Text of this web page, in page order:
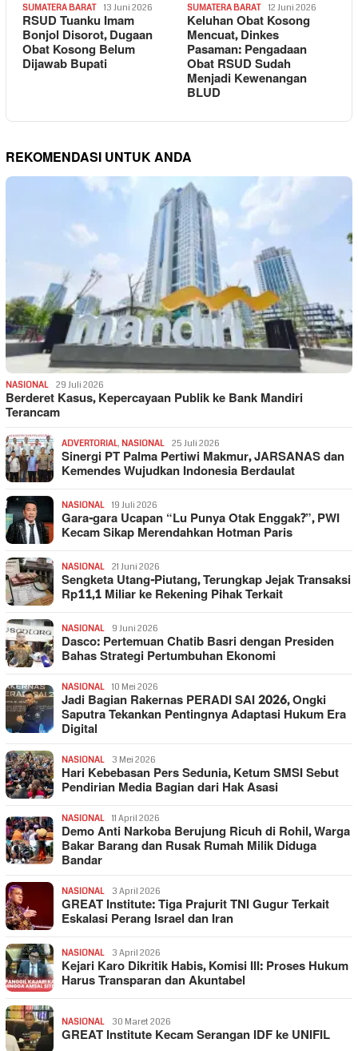
SUMATERA BARAT 13 Juni 2026
RSUD Tuanku Imam
Bonjol Disorot, Dugaan
Obat Kosong Belum
Dijawab Bupati
SUMATERA BARAT 12 Juni 2026
Keluhan Obat Kosong
Mencuat, Dinkes
Pasaman: Pengadaan
Obat RSUD Sudah
Menjadi Kewenangan
BLUD
REKOMENDASI UNTUK ANDA
NASIONAL 29 Juli 2026
Berderet Kasus, Kepercayaan Publik ke Bank Mandiri
Terancam
ADVERTORIAL, NASIONAL 25 Juli 2026
Sinergi PT Palma Pertiwi Makmur, JARSANAS dan
Kemendes Wujudkan Indonesia Berdaulat
NASIONAL 19 Juli 2026
Gara-gara Ucapan “Lu Punya Otak Enggak?”, PWI
Kecam Sikap Merendahkan Hotman Paris
NASIONAL 21 Juni 2026
Sengketa Utang-Piutang, Terungkap Jejak Transaksi
Rp11,1 Miliar ke Rekening Pihak Terkait
NASIONAL 9 Juni 2026
Dasco: Pertemuan Chatib Basri dengan Presiden
Bahas Strategi Pertumbuhan Ekonomi
NASIONAL 10 Mei 2026
Jadi Bagian Rakernas PERADI SAI 2026, Ongki
Saputra Tekankan Pentingnya Adaptasi Hukum Era
Digital
NASIONAL 3 Mei 2026
Hari Kebebasan Pers Sedunia, Ketum SMSI Sebut
Pendirian Media Bagian dari Hak Asasi
NASIONAL 11 April 2026
Demo Anti Narkoba Berujung Ricuh di Rohil, Warga
Bakar Barang dan Rusak Rumah Milik Diduga
Bandar
NASIONAL 3 April 2026
GREAT Institute: Tiga Prajurit TNI Gugur Terkait
Eskalasi Perang Israel dan Iran
NASIONAL 3 April 2026
Kejari Karo Dikritik Habis, Komisi III: Proses Hukum
Harus Transparan dan Akuntabel
NASIONAL 30 Maret 2026
GREAT Institute Kecam Serangan IDF ke UNIFIL